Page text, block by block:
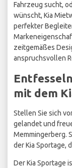
Fahrzeug sucht,
wünscht, Kia
perfekter
zeitgemäßes
anspruchsvollen
mit dem
Stellen Sie sich
gelandet und
Memmingerberg.
der Kia Sportage,
Der Kia Sportage